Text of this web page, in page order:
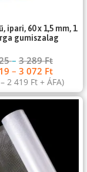
ipari, 60 x 1,5 mm, 1
gumiszalag
– 3 289Ft
– 3 072 Ft
– 2 419 Ft+ ÁFA)